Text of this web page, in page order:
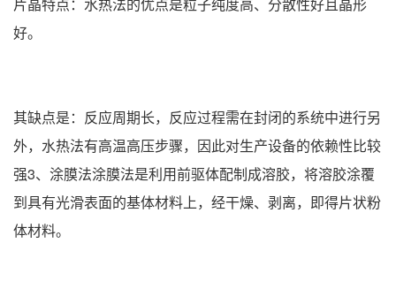
好。
其缺点是：反应周期长，反应过程需在封闭的系统中进行另
外，水热法有高温高压步骤，因此对生产设备的依赖性比较
强3、涂膜法涂膜法是利用前驱体配制成溶胶，将溶胶涂覆
到具有光滑表面的基体材料上，经干燥、剥离，即得片状粉
体材料。